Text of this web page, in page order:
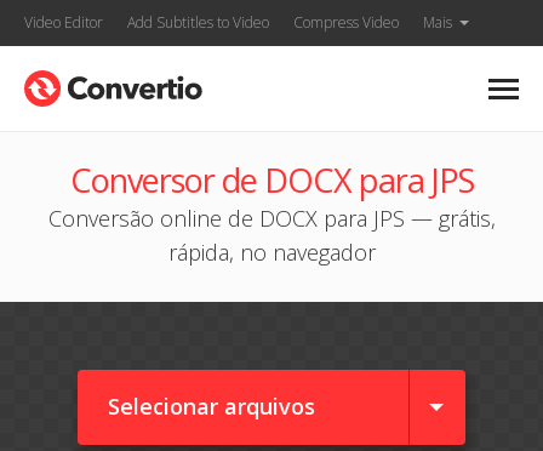
Video Editor Add Subtitles to Video Compress Video Mais
Conversor de DOCX para JPS
Conversão online de DOCX para JPS — grátis,
rápida, no navegador
Selecionar arquivos